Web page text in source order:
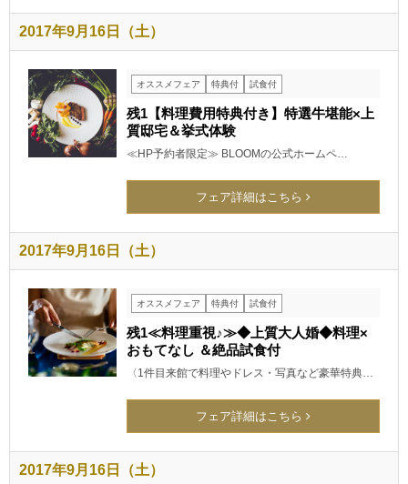
2017年9月16日（土）
オススメフェア 特典付 試食付
残1【料理費用特典付き】特選牛堪能×上
質邸宅＆挙式体験
≪HP予約者限定≫ BLOOMの公式ホームペ…
フェア詳細はこちら
2017年9月16日（土）
オススメフェア 特典付 試食付
残1≪料理重視♪≫◆上質大人婚◆料理×
おもてなし ＆絶品試食付
〈1件目来館で料理やドレス・写真など豪華特典…
フェア詳細はこちら
2017年9月16日（土）